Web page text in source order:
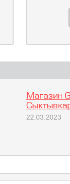
Магазин
22.03.2023